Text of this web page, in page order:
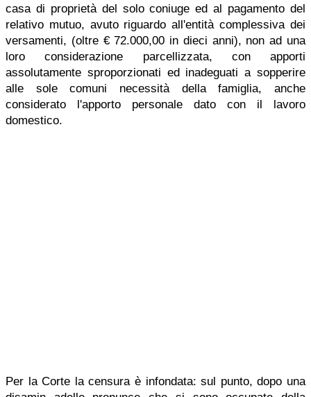
casa di proprietà del solo coniuge ed al pagamento del
relativo mutuo, avuto riguardo all'entità complessiva dei
versamenti, (oltre € 72.000,00 in dieci anni), non ad una
loro considerazione parcellizzata, con apporti
assolutamente sproporzionati ed inadeguati a sopperire
alle sole comuni necessità della famiglia, anche
considerato l'apporto personale dato con il lavoro
domestico.
Per la Corte la censura è infondata: sul punto, dopo una